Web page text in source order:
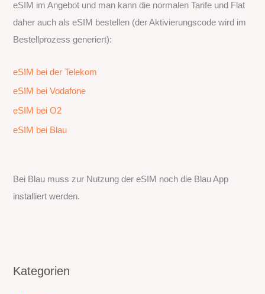
eSIM im Angebot und man kann die normalen Tarife und Flat
daher auch als eSIM bestellen (der Aktivierungscode wird im
Bestellprozess generiert):
eSIM bei der Telekom
eSIM bei Vodafone
eSIM bei O2
eSIM bei Blau
Bei Blau muss zur Nutzung der eSIM noch die Blau App
installiert werden.
Kategorien